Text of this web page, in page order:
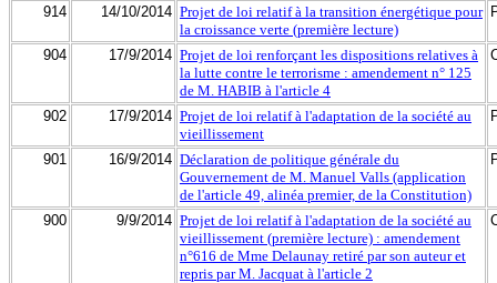
914 14/10/2014 Projet de loi relatif à la transition énergétique pour
la croissance verte (première lecture)
904 17/9/2014 Projet de loi renforçant les dispositions relatives à
la lutte contre le terrorisme : amendement n° 125
de M. HABIB à l'article 4
902 17/9/2014 Projet de loi relatif à l'adaptation de la société au
vieillissement
901 16/9/2014 Déclaration de politique générale du
Gouvernement de M. Manuel Valls (application
de l'article 49, alinéa premier, de la Constitution)
900 9/9/2014 Projet de loi relatif à l'adaptation de la société au
vieillissement (première lecture) : amendement
n°616 de Mme Delaunay retiré par son auteur et
repris par M. Jacquat à l'article 2